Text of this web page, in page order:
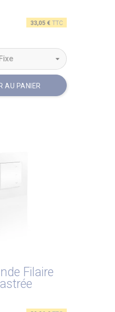
Prix
33,05 € TTC
AU PANIER
Filaire